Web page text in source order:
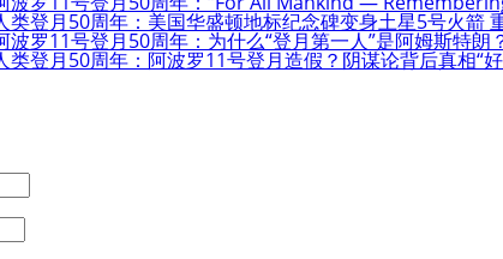
类登月50周年：美国华盛顿地标纪念碑变身土星5号火箭
波罗11号登月50周年：为什么“登月第一人”是阿姆斯特朗
类登月50周年：阿波罗11号登月造假？阴谋论背后真相“